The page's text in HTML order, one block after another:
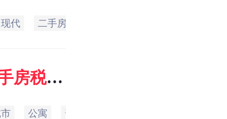
现代 二手房
房税费
公寓 普通住宅